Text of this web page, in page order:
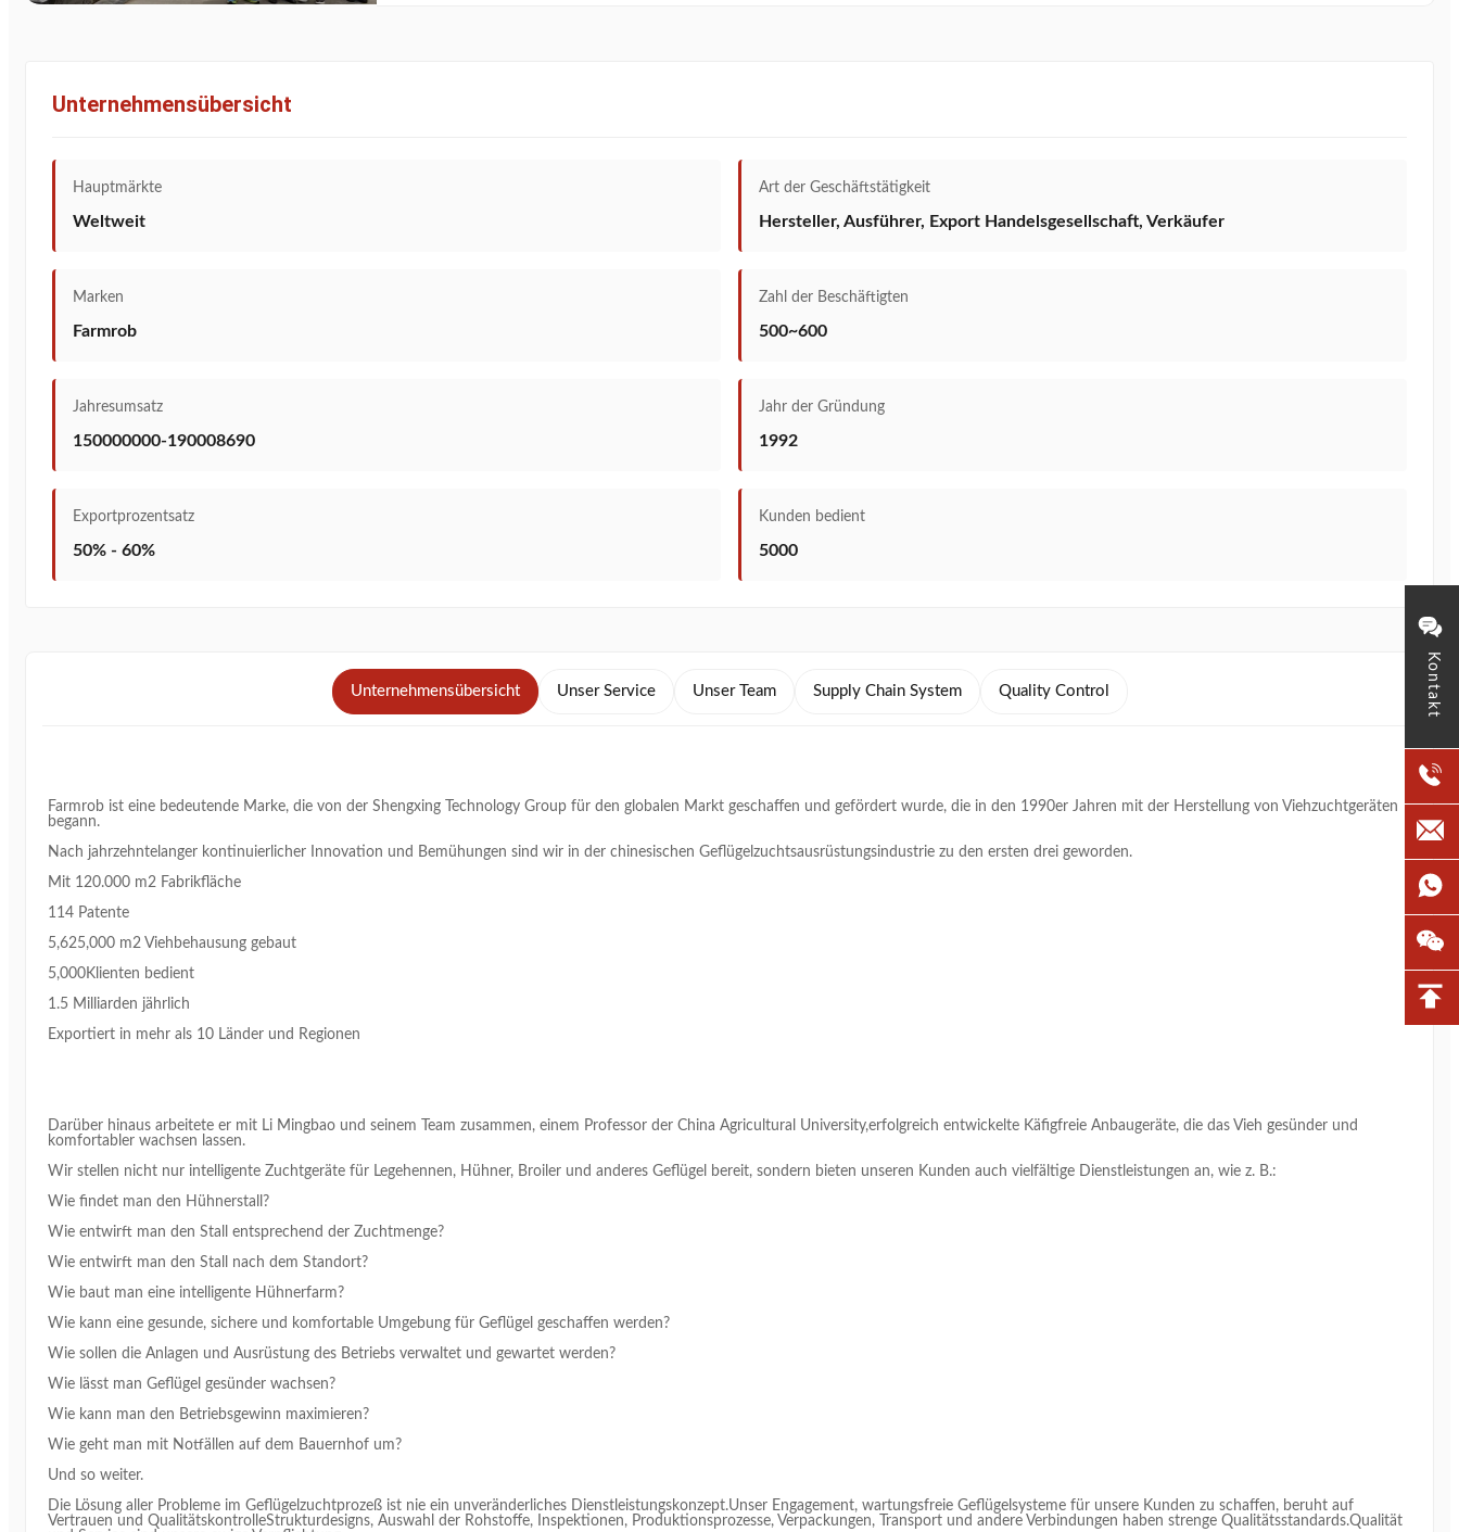
Kontakt
Unternehmensübersicht
Hauptmärkte
Weltweit
Art der Geschäftstätigkeit
Hersteller, Ausführer, Export Handelsgesellschaft, Verkäufer
Marken
Farmrob
Zahl der Beschäftigten
500~600
Jahresumsatz
150000000-190008690
Jahr der Gründung
1992
Exportprozentsatz
50% - 60%
Kunden bedient
5000
Unternehmensübersicht Unser Service Unser Team Supply Chain System Quality Control
Farmrob ist eine bedeutende Marke, die von der Shengxing Technology Group für den globalen Markt geschaffen und gefördert wurde, die in den 1990er Jahren mit der Herstellung von Viehzuchtgeräten
begann.
Nach jahrzehntelanger kontinuierlicher Innovation und Bemühungen sind wir in der chinesischen Geflügelzuchtsausrüstungsindustrie zu den ersten drei geworden.
Mit 120.000 m2 Fabrikfläche
114 Patente
5,625,000 m2 Viehbehausung gebaut
5,000Klienten bedient
1.5 Milliarden jährlich
Exportiert in mehr als 10 Länder und Regionen
Darüber hinaus arbeitete er mit Li Mingbao und seinem Team zusammen, einem Professor der China Agricultural University,erfolgreich entwickelte Käfigfreie Anbaugeräte, die das Vieh gesünder und
komfortabler wachsen lassen.
Wir stellen nicht nur intelligente Zuchtgeräte für Legehennen, Hühner, Broiler und anderes Geflügel bereit, sondern bieten unseren Kunden auch vielfältige Dienstleistungen an, wie z. B.:
Wie findet man den Hühnerstall?
Wie entwirft man den Stall entsprechend der Zuchtmenge?
Wie entwirft man den Stall nach dem Standort?
Wie baut man eine intelligente Hühnerfarm?
Wie kann eine gesunde, sichere und komfortable Umgebung für Geflügel geschaffen werden?
Wie sollen die Anlagen und Ausrüstung des Betriebs verwaltet und gewartet werden?
Wie lässt man Geflügel gesünder wachsen?
Wie kann man den Betriebsgewinn maximieren?
Wie geht man mit Notfällen auf dem Bauernhof um?
Und so weiter.
Die Lösung aller Probleme im Geflügelzuchtprozeß ist nie ein unveränderliches Dienstleistungskonzept.Unser Engagement, wartungsfreie Geflügelsysteme für unsere Kunden zu schaffen, beruht auf
Vertrauen und QualitätskontrolleStrukturdesigns, Auswahl der Rohstoffe, Inspektionen, Produktionsprozesse, Verpackungen, Transport und andere Verbindungen haben strenge Qualitätsstandards.Qualität